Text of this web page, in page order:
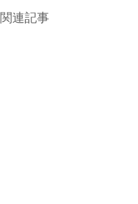
関連記事